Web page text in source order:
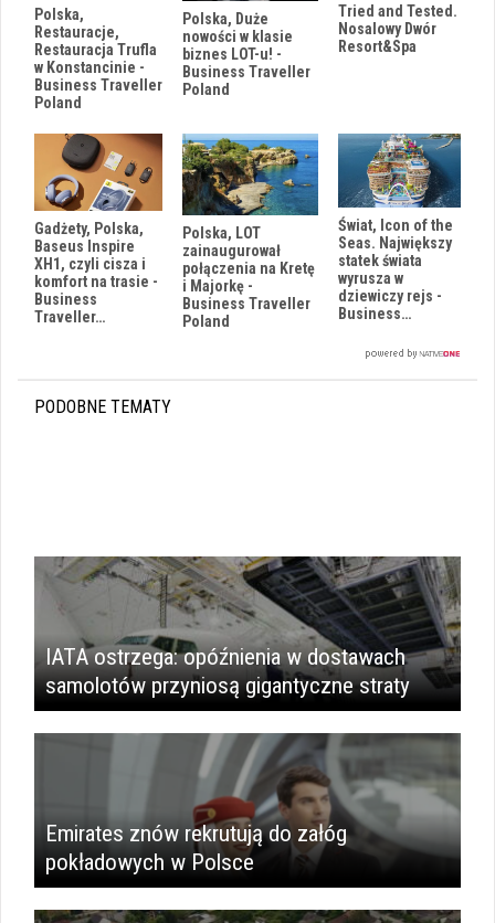
Polska,
Restauracje,
Restauracja Trufla
w Konstancinie -
Business Traveller
Poland
Polska, Duże
nowości w klasie
biznes LOT-u! -
Business Traveller
Poland
Tried and Tested.
Nosalowy Dwór
Resort&Spa
Gadżety, Polska,
Baseus Inspire
XH1, czyli cisza i
komfort na trasie -
Business
Traveller…
Polska, LOT
zainaugurował
połączenia na Kretę
i Majorkę -
Business Traveller
Poland
Świat, Icon of the
Seas. Największy
statek świata
wyrusza w
dziewiczy rejs -
Business…
PODOBNE TEMATY
IATA ostrzega: opóźnienia w dostawach
samolotów przyniosą gigantyczne straty
Emirates znów rekrutują do załóg
pokładowych w Polsce